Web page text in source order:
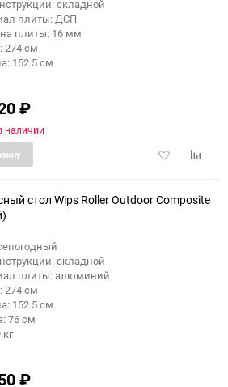
складной
плиты: ДСП
плиты: 16 мм
274 см
152.5 см
₽
наличии
Добавить
стол Wips Roller Outdoor Composite
складной
плиты: алюминий
274 см
152.5 см
76 см
₽